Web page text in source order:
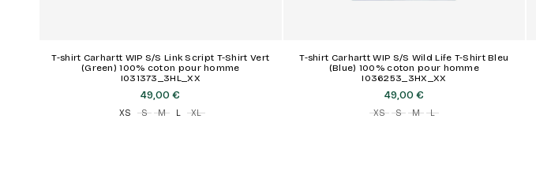
T-shirt Carhartt WIP S/S Link Script T-Shirt Vert
(Green) 100% coton pour homme
I031373_3HL_XX
49,00 €
XS S M L XL
T-shirt Carhartt WIP S/S Wild Life T-Shirt Bleu
(Blue) 100% coton pour homme
I036253_3HX_XX
49,00 €
XS S M L